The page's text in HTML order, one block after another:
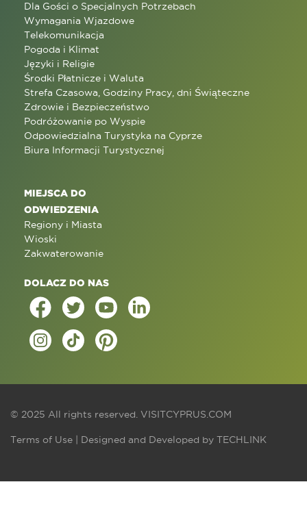
Dla Gości o Specjalnych Potrzebach
Wymagania Wjazdowe
Telekomunikacja
Pogoda i Klimat
Języki i Religie
Środki Płatnicze i Waluta
Strefa Czasowa, Godziny Pracy, dni Świąteczne
Zdrowie i Bezpieczeństwo
Podróżowanie po Wyspie
Odpowiedzialna Turystyka na Cyprze
Biura Informacji Turystycznej
MIEJSCA DO
ODWIEDZENIA
Regiony i Miasta
Wioski
Zakwaterowanie
DOLACZ DO NAS
© 2025 All rights reserved. VISITCYPRUS.COM
Terms of Use | Designed and Developed by TECHLINK